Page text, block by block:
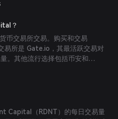
？
币交易所交易。购买和交易
所是 Gate.io，其最活跃交易对
。其他流行选择包括币安和
Capital（RDNT）的每日交易量